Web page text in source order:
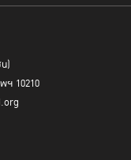
)
ฯ 10210